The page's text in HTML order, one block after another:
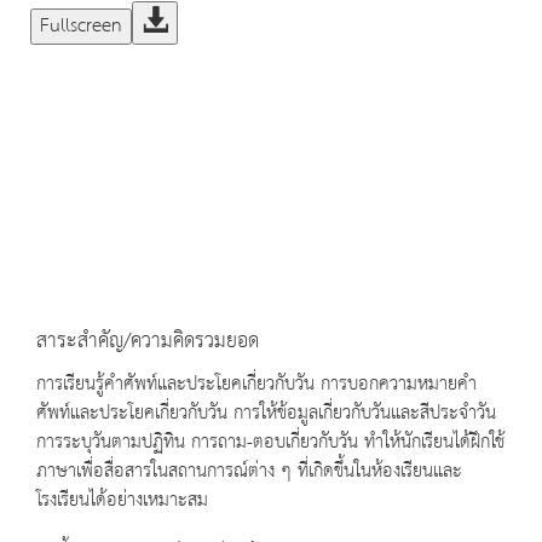
Fullscreen
สาระสำคัญ/ความคิดรวมยอด
การเรียนรู้คำศัพท์และประโยคเกี่ยวกับวัน การบอกความหมายคำ
ศัพท์และประโยคเกี่ยวกับวัน การให้ข้อมูลเกี่ยวกับวันและสีประจำวัน
การระบุวันตามปฏิทิน การถาม-ตอบเกี่ยวกับวัน ทำให้นักเรียนได้ฝึกใช้
ภาษาเพื่อสื่อสารในสถานการณ์ต่าง ๆ ที่เกิดขึ้นในห้องเรียนและ
โรงเรียนได้อย่างเหมาะสม